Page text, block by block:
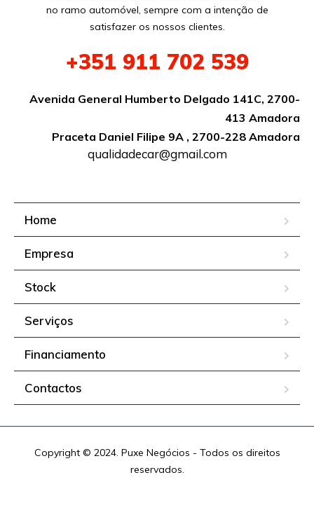
no ramo automóvel, sempre com a intenção de
satisfazer os nossos clientes.
+351 911 702 539
Avenida General Humberto Delgado 141C, 2700-
413 Amadora
Praceta Daniel Filipe 9A , 2700-228 Amadora
qualidadecar@gmail.com
Home
Empresa
Stock
Serviços
Financiamento
Contactos
Copyright © 2024. Puxe Negócios - Todos os direitos
reservados.